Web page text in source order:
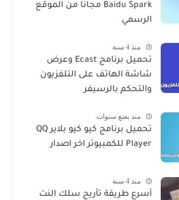
Baidu Spark مجاناً من الموقع
الرسمي
منذ 4 سنة
تحميل برنامج Ecast وعرض
شاشة الهاتف على التلفزيون
والتحكم بالرسيفر
منذ بضع سنوات
تحميل برنامج كيو كيو بلاير QQ
Player للكمبيوتر اخر اصدار
منذ 4 سنة
أسرع طريقة تأريج سلك النت